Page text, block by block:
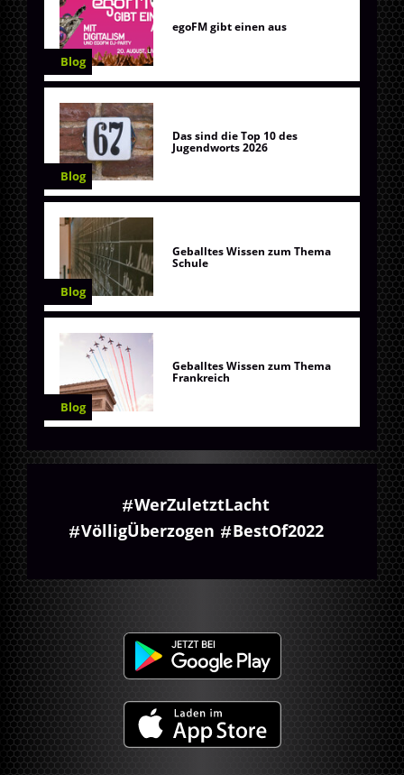
Blog
egoFM gibt einen aus
Blog
Das sind die Top 10 des
Jugendworts 2026
Blog
Geballtes Wissen zum Thema
Schule
Blog
Geballtes Wissen zum Thema
Frankreich
WerZuletztLacht
VölligÜberzogen
BestOf2022